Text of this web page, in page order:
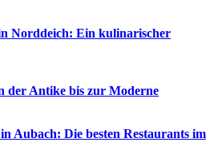
Norddeich: Ein kulinarischer
der Antike bis zur Moderne
Aubach: Die besten Restaurants im